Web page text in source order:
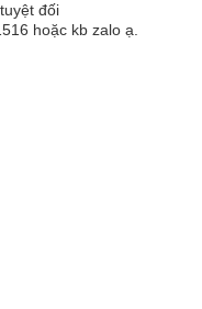
đối
hoặc kb zalo ạ.